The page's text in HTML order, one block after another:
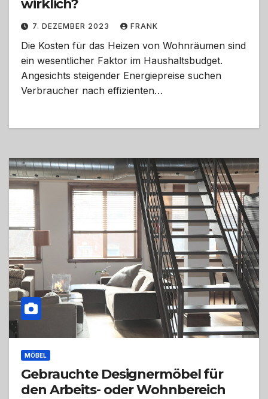
wirklich?
7. DEZEMBER 2023 FRANK
Die Kosten für das Heizen von Wohnräumen sind
ein wesentlicher Faktor im Haushaltsbudget.
Angesichts steigender Energiepreise suchen
Verbraucher nach effizienten…
MÖBEL
Gebrauchte Designermöbel für
den Arbeits- oder Wohnbereich